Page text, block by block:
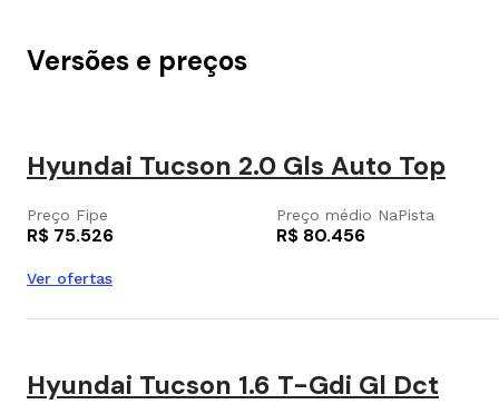
Versões e preços
Hyundai Tucson 2.0 Gls Auto Top
Preço Fipe
R$ 75.526
Preço médio NaPista
R$ 80.456
Ver ofertas
Hyundai Tucson 1.6 T-Gdi Gl Dct